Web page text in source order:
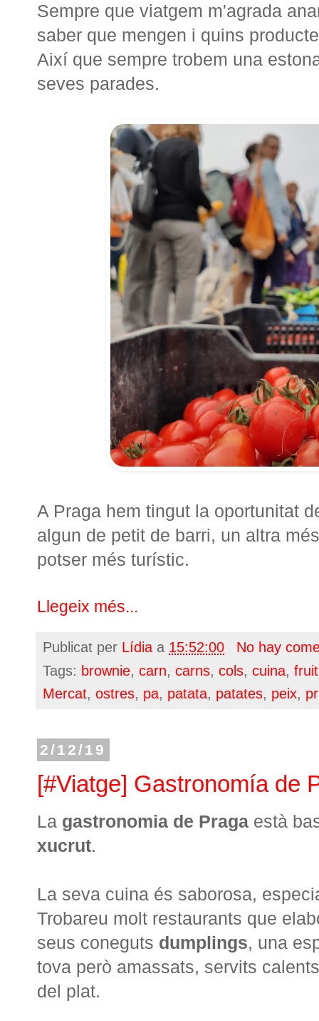
Sempre que viatgem m'agrada
saber que mengen i quins
Així que sempre trobem una
seves parades.
A Praga hem tingut la oportunitat
algun de petit de barri, un altra
potser més turístic.
Llegeix més...
Publicat per Lídia a 15:52:00
No hay
Tags: brownie, carn, carns, cols, cuina,
Mercat, ostres, pa, patata, patates, peix,
2/12/19
[#Viatge] Gastronomía de
La gastronomia de Praga està
xucrut.
La seva cuina és saborosa,
Trobareu molt restaurants que
seus coneguts dumplings, una
tova però amassats, servits
del plat.